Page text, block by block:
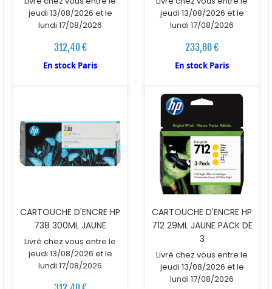
jeudi 13/08/2026 et le
lundi 17/08/2026
312,40 €
En stock Paris
jeudi 13/08/2026 et le
lundi 17/08/2026
233,80 €
En stock Paris
CARTOUCHE D'ENCRE HP
738 300ML JAUNE
Livré chez vous entre le
jeudi 13/08/2026 et le
lundi 17/08/2026
CARTOUCHE D'ENCRE HP
712 29ML JAUNE PACK DE
3
Livré chez vous entre le
jeudi 13/08/2026 et le
lundi 17/08/2026